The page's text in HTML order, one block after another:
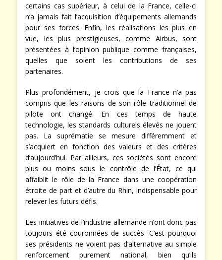
l’Allemagne a atteint un niveau équivalent, voire dans
certains cas supérieur, à celui de la France, celle-ci
n’a jamais fait l’acquisition d’équipements allemands
pour ses forces. Enfin, les réalisations les plus en
vue, les plus prestigieuses, comme Airbus, sont
présentées à l’opinion publique comme françaises,
quelles que soient les contributions de ses
Plus profondément, je crois que la France n’a pas
compris que les raisons de son rôle traditionnel de
pilote ont changé. En ces temps de haute
technologie, les standards culturels élevés ne jouent
pas. La suprématie se mesure différemment et
s’acquiert en fonction des valeurs et des critères
d’aujourd’hui. Par ailleurs, ces sociétés sont encore
plus ou moins sous le contrôle de l’État, ce qui
affaiblit le rôle de la France dans une coopération
étroite de part et d’autre du Rhin, indispensable pour
Les initiatives de l’industrie allemande n’ont donc pas
toujours été couronnées de succès. C’est pourquoi
ses présidents ne voient pas d’alternative au simple